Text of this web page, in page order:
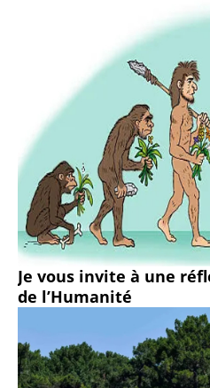
Je vous invite à une
de l’Humanité